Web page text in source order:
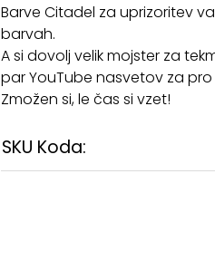
Barve Citadel za uprizoritev
barvah.
A si dovolj velik mojster za
par YouTube nasvetov za
Zmožen si, le čas si vzet!
SKU Koda: